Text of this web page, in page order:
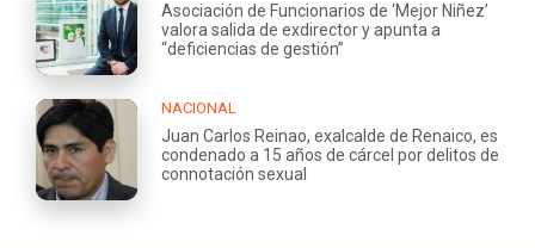
Asociación de Funcionarios de ‘Mejor Niñez’
valora salida de exdirector y apunta a
“deficiencias de gestión”
NACIONAL
Juan Carlos Reinao, exalcalde de Renaico, es
condenado a 15 años de cárcel por delitos de
connotación sexual